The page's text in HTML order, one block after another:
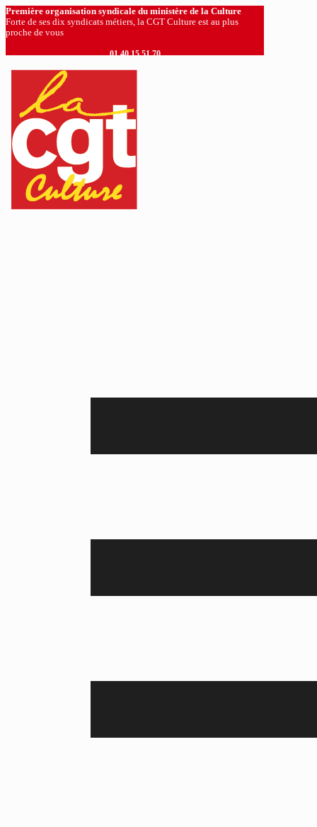
Première organisation syndicale du ministère de la Culture
Forte de ses dix syndicats métiers, la CGT Culture est au plus
proche de vous
01 40 15 51 70